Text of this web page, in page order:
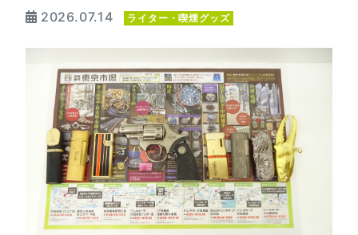
2026.07.14 ライター・喫煙グッズ